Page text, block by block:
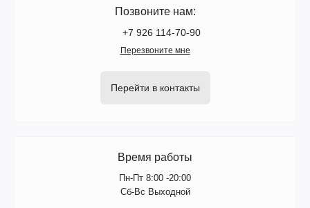
Позвоните нам:
+7 926 114-70-90
Перезвоните мне
Перейти в контакты
Время работы
Пн-Пт 8:00 -20:00
Сб-Вс Выходной